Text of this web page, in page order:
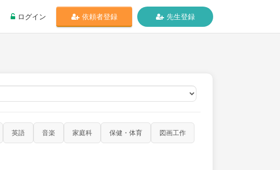
ログイン 依頼者登録 先生登録
英語 音楽 家庭科 保健・体育 図画工作